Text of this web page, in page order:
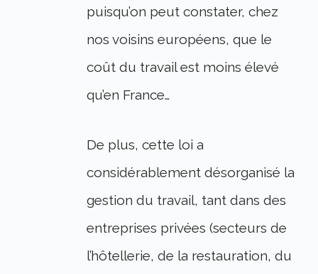
puisqu’on peut constater, chez
nos voisins européens, que le
coût du travail est moins élevé
qu’en France…
De plus, cette loi a
considérablement désorganisé la
gestion du travail, tant dans des
entreprises privées (secteurs de
l’hôtellerie, de la restauration, du